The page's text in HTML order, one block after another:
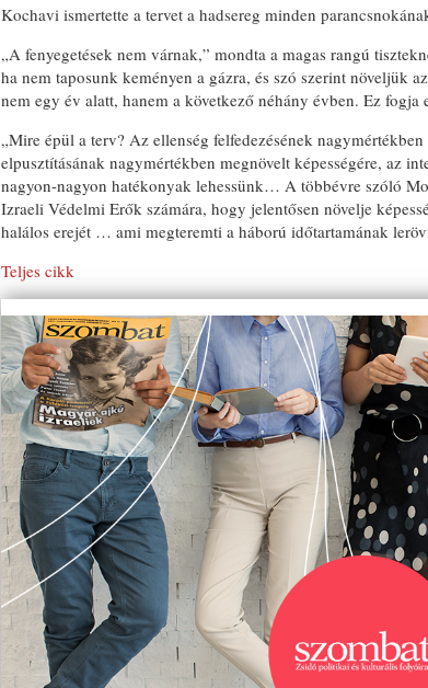
Kochavi ismertette a tervet a hadsereg minden
„A fenyegetések nem várnak,” mondta a magas rangú
ha nem taposunk keményen a gázra, és szó szerint növeljük
nem egy év alatt, hanem a következő néhány évben. Ez
„Mire épül a terv? Az ellenség felfedezésének
elpusztításának nagymértékben megnövelt képességére, az
nagyon-nagyon hatékonyak lehessünk… A többévre szóló
Izraeli Védelmi Erők számára, hogy jelentősen növelje
halálos erejét … ami megteremti a háború időtartamának
Teljes cikk